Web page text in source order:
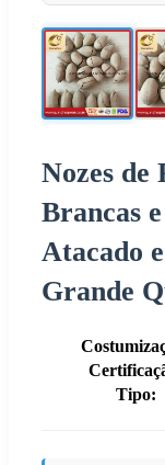
Nozes de
Brancas
Atacado
Grande
Tipo: